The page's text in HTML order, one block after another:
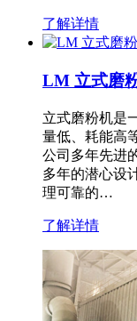
了解详情
LM 立式磨
立式磨粉机是
量低、耗能高
公司多年先进
多年的潜心设
理可靠的…
了解详情